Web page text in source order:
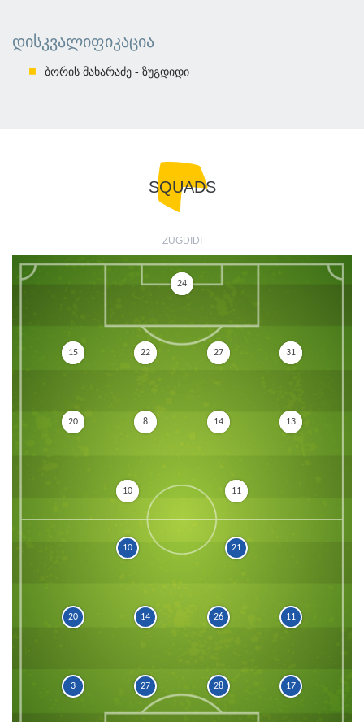
ᲓᲘᲡᲙᲕᲐᲚᲘᲤᲘᲙᲐᲪᲘᲐ
ბორის მახარაძე - ზუგდიდი
SQUADS
ZUGDIDI
24
15 22 27 31
20 8 14 13
10 11
17
28
27
3
11
26
14
20
21
10